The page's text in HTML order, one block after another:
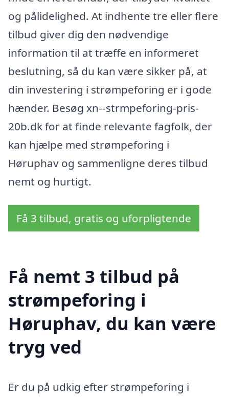
og pålidelighed. At indhente tre eller flere
tilbud giver dig den nødvendige
information til at træffe en informeret
beslutning, så du kan være sikker på, at
din investering i strømpeforing er i gode
hænder. Besøg xn--strmpeforing-pris-
20b.dk for at finde relevante fagfolk, der
kan hjælpe med strømpeforing i
Høruphav og sammenligne deres tilbud
nemt og hurtigt.
Få 3 tilbud, gratis og uforpligtende
Få nemt 3 tilbud på
strømpeforing i
Høruphav, du kan være
tryg ved
Er du på udkig efter strømpeforing i